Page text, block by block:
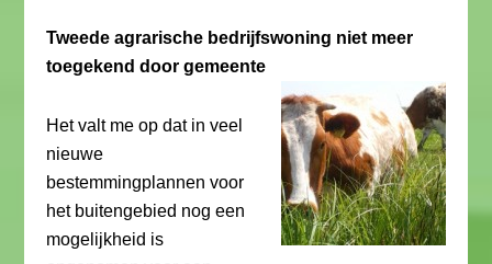
Tweede agrarische bedrijfswoning niet meer
toegekend door gemeente
Het valt me op dat in veel
nieuwe
bestemmingplannen voor
het buitengebied nog een
mogelijkheid is